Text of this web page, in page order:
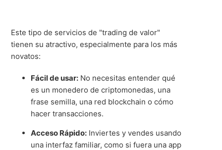
Este tipo de servicios de "trading de valor"
tienen su atractivo, especialmente para los más
novatos:
Fácil de usar: No necesitas entender qué
es un monedero de criptomonedas, una
frase semilla, una red blockchain o cómo
hacer transacciones.
Acceso Rápido: Inviertes y vendes usando
una interfaz familiar, como si fuera una app